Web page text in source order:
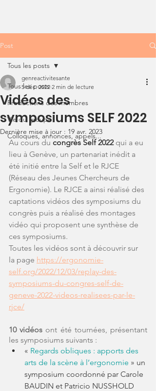
Post
Tous les posts
Productions des membres
Vie du groupe
Colloques, annonces, appels...
Tous les posts
Vidéos des
symposiums SELF 2022
genreactivitesante
5 déc. 2022 2 min de lecture
Dernière mise à jour : 19 avr. 2023
Au cours du congrès Self 2022 qui a eu
lieu à Genève, un partenariat inédit a
été initié entre la Self et le RJCE
(Réseau des Jeunes Chercheurs de
Ergonomie). Le RJCE a ainsi réalisé des
captations vidéos des symposiums du
congrès puis a réalisé des montages
vidéo qui proposent une synthèse de
ces symposiums.
Toutes les vidéos sont à découvrir sur
la page https://ergonomie-
self.org/2022/12/03/replay-des-
symposiums-du-congres-self-de-
geneve-2022-videos-realisees-par-le-
rjce/
10 vidéos ont été tournées, présentant
les symposiums suivants :
« Regards obliques : apports des
arts de la scène à l’ergonomie » un
symposium coordonné par Carole
BAUDIN et Patricio NUSSHOLD